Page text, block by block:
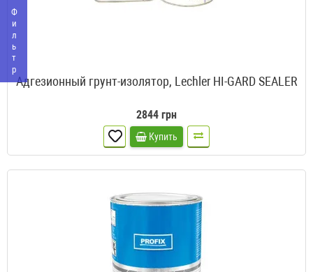
Фильтр
Адгезионный грунт-изолятор, Lechler HI-GARD SEALER
2844 грн
Купить